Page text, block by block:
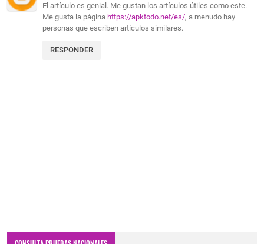
El artículo es genial. Me gustan los artículos útiles como este.
Me gusta la página https://apktodo.net/es/, a menudo hay
personas que escriben artículos similares.
RESPONDER